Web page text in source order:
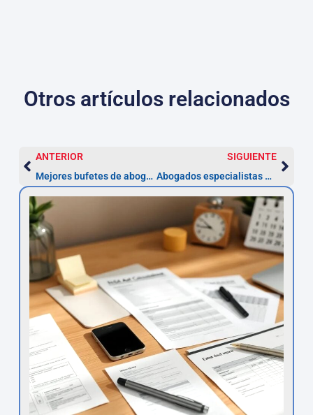
Otros artículos relacionados
ANTERIOR
Mejores bufetes de abogados en Valladolid (2026)
SIGUIENTE
Abogados especialistas en Derecho Administrativo en Jaén